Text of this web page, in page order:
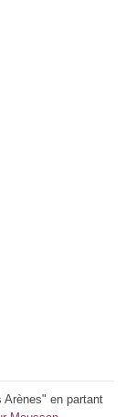
Arènes" en partant